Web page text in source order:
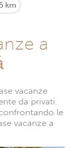
km
a
vacanze
da privati.
le
vacanze a